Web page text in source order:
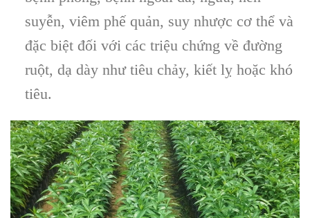
suyễn, viêm phế quản, suy nhược cơ thể và
đặc biệt đối với các triệu chứng về đường
ruột, dạ dày như tiêu chảy, kiết lỵ hoặc khó
tiêu.